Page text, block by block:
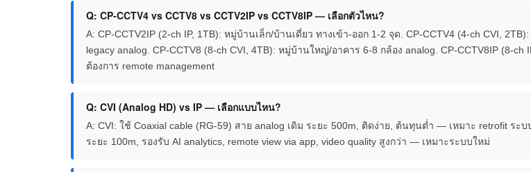
Q: CP-CCTV4 vs CCTV8 vs CCTV2IP vs CCTV8IP — เลือกตัวไหน?
A: CP-CCTV2IP (2-ch IP, 1TB): หมู่บ้านเล็ก/บ้านเดี่ยว ทางเข้า-ออก 1-2 จุด. CP-CCTV4 (4-ch CVI,
legacy analog. CP-CCTV8 (8-ch CVI, 4TB): หมู่บ้านใหญ่/อาคาร 6-8 กล้อง analog. CP-CCTV8IP (8-ch
ต้องการ remote management
Q: CVI (Analog HD) vs IP — เลือกแบบไหน?
A: CVI: ใช้ Coaxial cable (RG-59) สาย analog เดิม ระยะ 500m, ติดง่าย, ต้นทุนต่ำ — เหมาะ retrofit ระบ
ระยะ 100m, รองรับ AI analytics, remote view via app, video quality สูงกว่า — เหมาะระบบใหม่